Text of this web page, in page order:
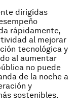
dirigidas
rápidamente,
al mejorar
tecnológica y
al aumentar
no puede
de la noche a
y
sostenibles.